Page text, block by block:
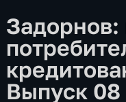
Задорнов:
Выпуск 08